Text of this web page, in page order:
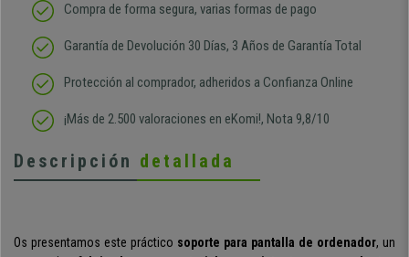
Compra de forma segura, varias formas de pago
Garantía de Devolución 30 Días, 3 Años de Garantía Total
Protección al comprador, adheridos a Confianza Online
¡Más de 2.500 valoraciones en eKomi!, Nota 9,8/10
Descripción detallada
Os presentamos este práctico soporte para pantalla de ordenador, un